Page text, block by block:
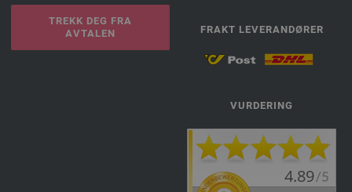
TREKK DEG FRA
AVTALEN
FRAKT LEVERANDØRER
VURDERING